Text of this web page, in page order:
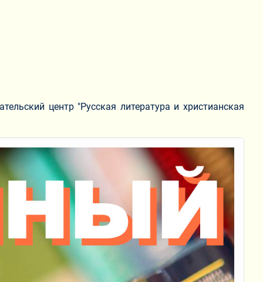
центр "Русская литература и христианская